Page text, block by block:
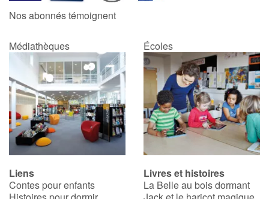
Nos listes de lecture
Les plus lus
Coups de coeur
Nos abonnés témoignent
Médiathèques Écoles
Liens
Contes pour enfants
Livres et histoires
La Belle au bois dormant